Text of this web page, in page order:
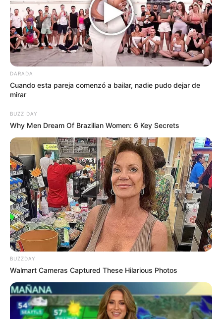
DARADA
Cuando esta pareja comenzó a bailar, nadie pudo dejar de
mirar
BUZZ DAY
Why Men Dream Of Brazilian Women: 6 Key Secrets
BUZZDAY
Walmart Cameras Captured These Hilarious Photos